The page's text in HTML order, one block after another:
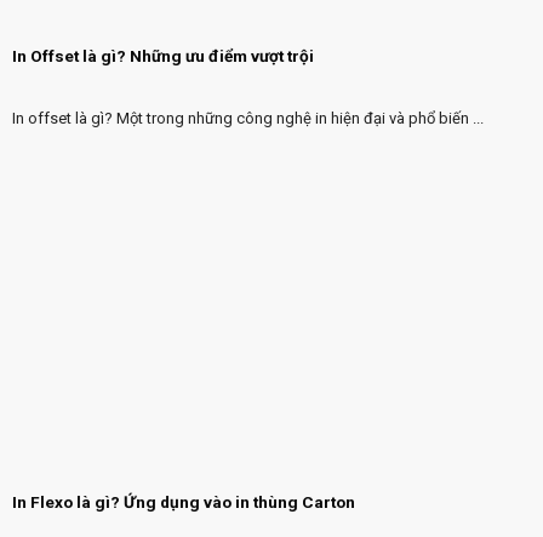
In Offset là gì? Những ưu điểm vượt trội
In offset là gì? Một trong những công nghệ in hiện đại và phổ biến ...
In Flexo là gì? Ứng dụng vào in thùng Carton